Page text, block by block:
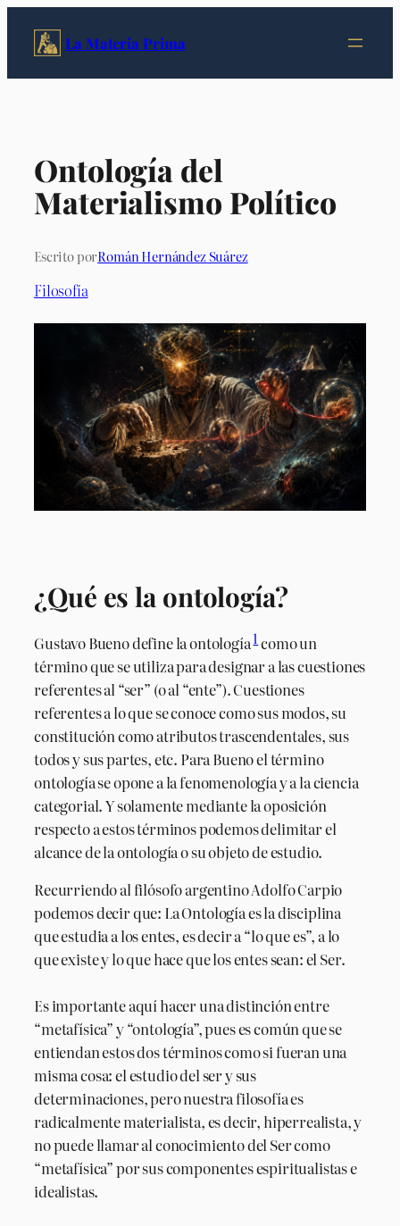
La Materia Prima
Ontología del
Materialismo Político
Escrito porRomán Hernández Suárez
Filosofía
¿Qué es la ontología?
Gustavo Bueno define la ontología1como un
término que se utiliza para designar a las cuestiones
referentes al “ser” (o al “ente”). Cuestiones
referentes a lo que se conoce como sus modos, su
constitución como atributos trascendentales, sus
todos y sus partes, etc. Para Bueno el término
ontología se opone a la fenomenología y a la ciencia
categorial. Y solamente mediante la oposición
respecto a estos términos podemos delimitar el
alcance de la ontología o su objeto de estudio.
Recurriendo al filósofo argentino Adolfo Carpio
podemos decir que: La Ontología es la disciplina
que estudia a los entes, es decir a “lo que es”, a lo
que existe y lo que hace que los entes sean: el Ser.
Es importante aquí hacer una distinción entre
“metafísica” y “ontología”, pues es común que se
entiendan estos dos términos como si fueran una
misma cosa: el estudio del ser y sus
determinaciones, pero nuestra filosofía es
radicalmente materialista, es decir, hiperrealista, y
no puede llamar al conocimiento del Ser como
“metafísica” por sus componentes espiritualistas e
idealistas.